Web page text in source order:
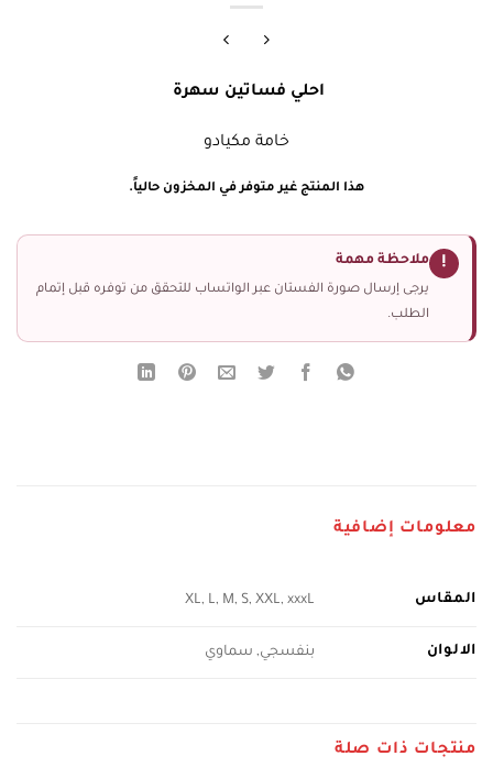
احلي فساتين سهرة
خامة مكيادو
هذا المنتج غير متوفر في المخزون حالياً.
! ملاحظة مهمة
يرجى إرسال صورة الفستان عبر الواتساب للتحقق من توفره قبل إتمام
الطلب.
معلومات إضافية
المقاس XL, L, M, S, XXL, xxxL
الالوان بنفسجي, سماوي
منتجات ذات صلة